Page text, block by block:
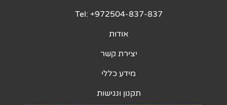
Tel: +972504-837-837
אודות
יצירת קשר
מידע כללי
תקנון ונגישות